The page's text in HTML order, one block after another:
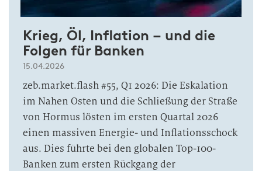
Krieg, Öl, Inflation – und die
Folgen für Banken
15.04.2026
zeb.market.flash #55, Q1 2026: Die Eskalation
im Nahen Osten und die Schließung der Straße
von Hormus lösten im ersten Quartal 2026
einen massiven Energie- und Inflationsschock
aus. Dies führte bei den globalen Top-100-
Banken zum ersten Rückgang der